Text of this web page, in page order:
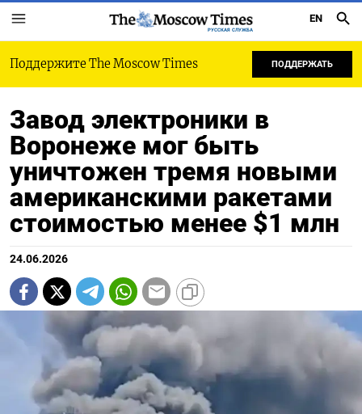
РУССКАЯ СЛУЖБА
EN
Поддержите The Moscow Times ПОДДЕРЖАТЬ
Завод электроники в
Воронеже мог быть
уничтожен тремя новыми
американскими ракетами
стоимостью менее $1 млн
24.06.2026